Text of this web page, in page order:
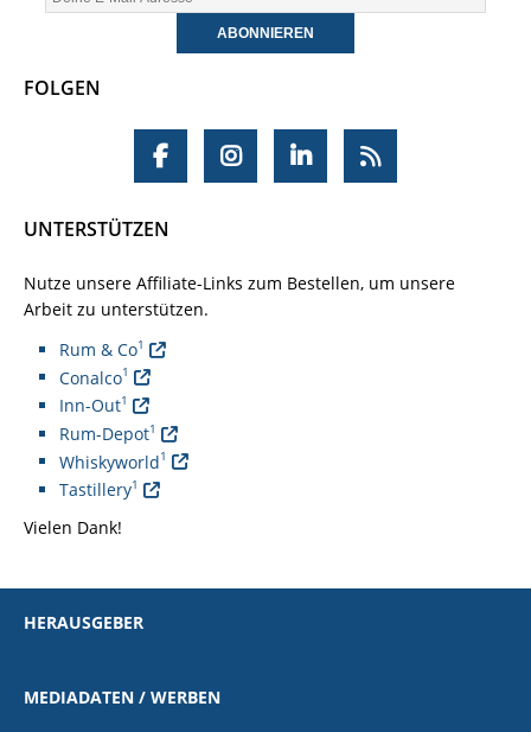
FOLGEN
UNTERSTÜTZEN
Nutze unsere Affiliate-Links zum Bestellen, um unsere
Arbeit zu unterstützen.
Rum & Co1
Conalco1
Inn-Out1
Rum-Depot1
Whiskyworld1
Tastillery1
Vielen Dank!
HERAUSGEBER
MEDIADATEN / WERBEN